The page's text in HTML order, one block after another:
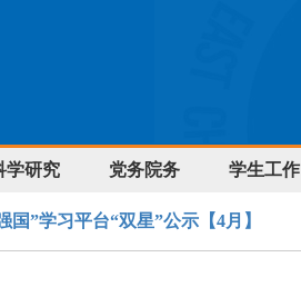
学研究 党务院务 学生工作
国”学习平台“双星”公示【4月】